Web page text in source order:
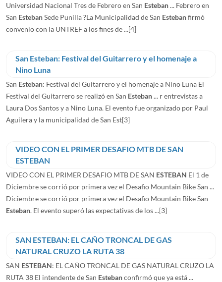
Universidad Nacional Tres de Febrero en San Esteban... Febrero en
San EstebanSede Punilla ?La Municipalidad de San Estebanfirmó
convenio con la UNTREF a los fines de ...[4]
San Esteban: Festival del Guitarrero y el homenaje a
Nino Luna
San Esteban: Festival del Guitarrero y el homenaje a Nino Luna El
Festival del Guitarrero se realizó en San Esteban... r entrevistas a
Laura Dos Santos y a Nino Luna. El evento fue organizado por Paul
Aguilera y la municipalidad de San Est[3]
VIDEO CON EL PRIMER DESAFIO MTB DE SAN
ESTEBAN
VIDEO CON EL PRIMER DESAFIO MTB DE SAN ESTEBAN El 1 de
Diciembre se corrió por primera vez el Desafio Mountain Bike San ...
Diciembre se corrió por primera vez el Desafio Mountain Bike San
Esteban. El evento superó las expectativas de los ...[3]
SAN ESTEBAN: EL CAÑO TRONCAL DE GAS
NATURAL CRUZO LA RUTA 38
SAN ESTEBAN: EL CAÑO TRONCAL DE GAS NATURAL CRUZO LA
RUTA 38 El intendente de San Estebanconfirmó que ya está ...